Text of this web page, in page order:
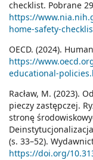
checklist. Pobrane
https://
home-safety-
OECD. (2024).
https://
educational-
Racław, M. (2023).
pieczy zastępczej.
stronę
(s. 33–52).
https://doi.org/